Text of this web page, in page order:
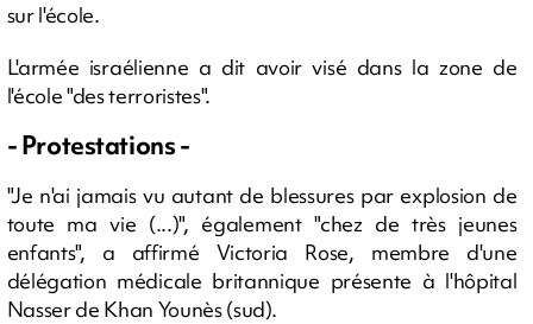
sur l'école.
L'armée israélienne a dit avoir visé dans la zone de
l'école "des terroristes".
- Protestations -
"Je n'ai jamais vu autant de blessures par explosion de
toute ma vie (...)", également "chez de très jeunes
enfants", a affirmé Victoria Rose, membre d'une
délégation médicale britannique présente à l'hôpital
Nasser de Khan Younès (sud).